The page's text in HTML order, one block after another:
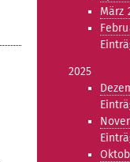
März
2025